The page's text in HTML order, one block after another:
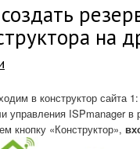
на
в конструктор сайта 1:
управления ISPmanager
кнопку «Конструктор»,